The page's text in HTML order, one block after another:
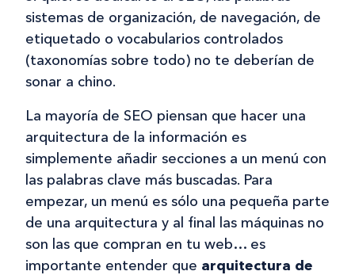
sistemas de organización, de navegación, de
etiquetado o vocabularios controlados
(taxonomías sobre todo) no te deberían de
sonar a chino.
La mayoría de SEO piensan que hacer una
arquitectura de la información es
simplemente añadir secciones a un menú con
las palabras clave más buscadas. Para
empezar, un menú es sólo una pequeña parte
de una arquitectura y al final las máquinas no
son las que compran en tu web… es
importante entender que arquitectura de